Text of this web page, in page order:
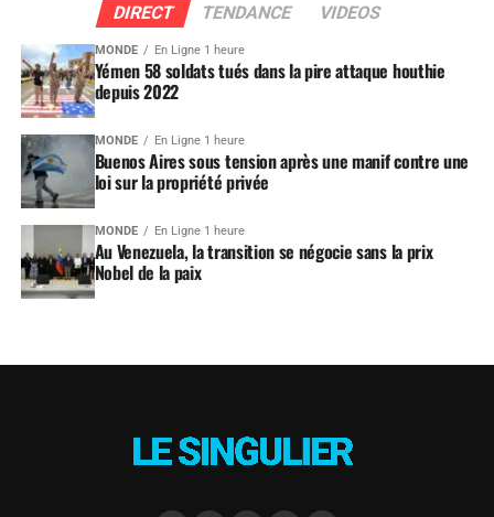
DIRECT TENDANCE VIDEOS
MONDE En Ligne 1 heure
Yémen 58 soldats tués dans la pire attaque houthie
depuis 2022
MONDE En Ligne 1 heure
Buenos Aires sous tension après une manif contre une
loi sur la propriété privée
MONDE En Ligne 1 heure
Au Venezuela, la transition se négocie sans la prix
Nobel de la paix